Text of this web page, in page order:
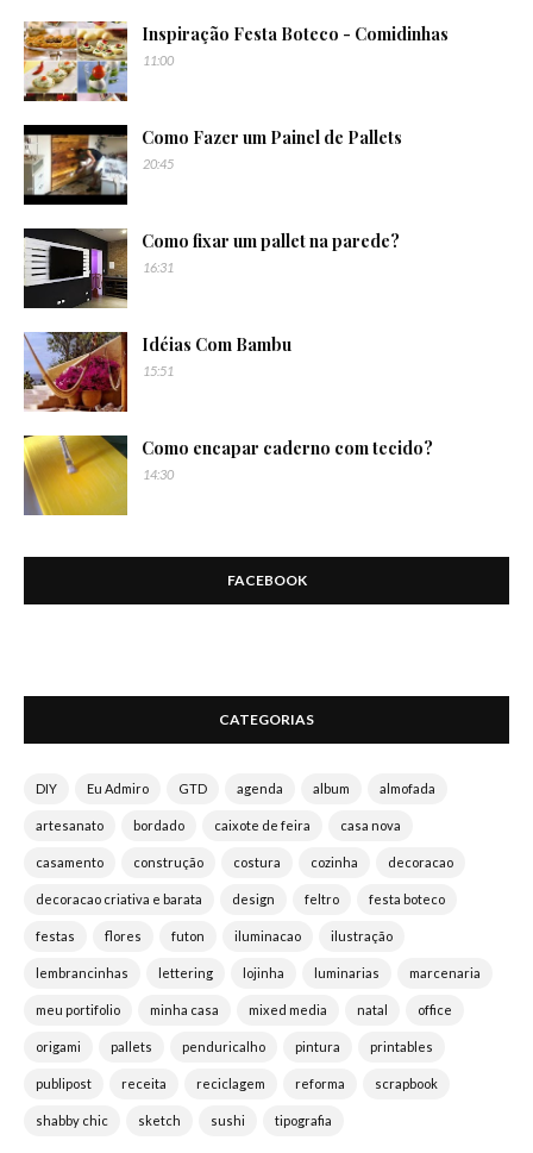
Inspiração Festa Boteco - Comidinhas
11:00
Como Fazer um Painel de Pallets
20:45
Como fixar um pallet na parede?
16:31
Idéias Com Bambu
15:51
Como encapar caderno com tecido?
14:30
FACEBOOK
CATEGORIAS
DIY Eu Admiro GTD agenda album almofada
artesanato bordado caixote de feira casa nova
casamento construção costura cozinha decoracao
decoracao criativa e barata design feltro festa boteco
festas flores futon iluminacao ilustração
lembrancinhas lettering lojinha luminarias marcenaria
meu portifolio minha casa mixed media natal office
origami pallets penduricalho pintura printables
publipost receita reciclagem reforma scrapbook
shabby chic sketch sushi tipografia